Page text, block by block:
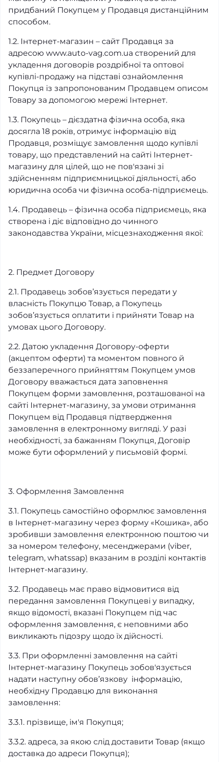
придбаний Покупцем у Продавця дистанційним
способом.
1.2. Інтернет-магазин – сайт Продавця за
адресою www.auto-vag.com.ua створений для
укладення договорів роздрібної та оптової
купівлі-продажу на підставі ознайомлення
Покупця із запропонованим Продавцем описом
Товару за допомогою мережі Інтернет.
1.3. Покупець – дієздатна фізична особа, яка
досягла 18 років, отримує інформацію від
Продавця, розміщує замовлення щодо купівлі
товару, що представлений на сайті Інтернет-
магазину для цілей, що не пов'язані зі
здійсненням підприємницької діяльності, або
юридична особа чи фізична особа-підприємець.
1.4. Продавець – фізична особа підприємець, яка
створена і діє відповідно до чинного
законодавства України, місцезнаходження якої:
2. Предмет Договору
2.1. Продавець зобов’язується передати у
власність Покупцю Товар, а Покупець
зобов’язується оплатити і прийняти Товар на
умовах цього Договору.
2.2. Датою укладення Договору-оферти
(акцептом оферти) та моментом повного й
беззаперечного прийняттям Покупцем умов
Договору вважається дата заповнення
Покупцем форми замовлення, розташованої на
сайті Інтернет-магазину, за умови отримання
Покупцем від Продавця підтвердження
замовлення в електронному вигляді. У разі
необхідності, за бажанням Покупця, Договір
може бути оформлений у письмовій формі.
3. Оформлення Замовлення
3.1. Покупець самостійно оформлює замовлення
в Інтернет-магазину через форму «Кошика», або
зробивши замовлення електронною поштою чи
за номером телефону, месенджерами (viber,
telegram, whatssap) вказаним в розділі контактів
Інтернет-магазину.
3.2. Продавець має право відмовитися від
передання замовлення Покупцеві у випадку,
якщо відомості, вказані Покупцем під час
оформлення замовлення, є неповними або
викликають підозру щодо їх дійсності.
3.3. При оформленні замовлення на сайті
Інтернет-магазину Покупець зобов'язується
надати наступну обов’язкову інформацію,
необхідну Продавцю для виконання
замовлення:
3.3.1. прізвище, ім'я Покупця;
3.3.2. адреса, за якою слід доставити Товар (якщо
доставка до адреси Покупця);